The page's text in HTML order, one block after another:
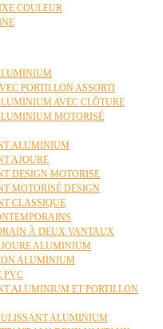
COULEUR
PORTILLON ASSORTI
AVEC CLÔTURE
MOTORISÉ
ALUMINIUM
AJOURE
DESIGN MOTORISE
MOTORISÉ DESIGN
CLASSIQUE
À DEUX VANTAUX
ALUMINIUM
ALUMINIUM
PVC
ALUMINIUM ET PORTILLON
ALUMINIUM